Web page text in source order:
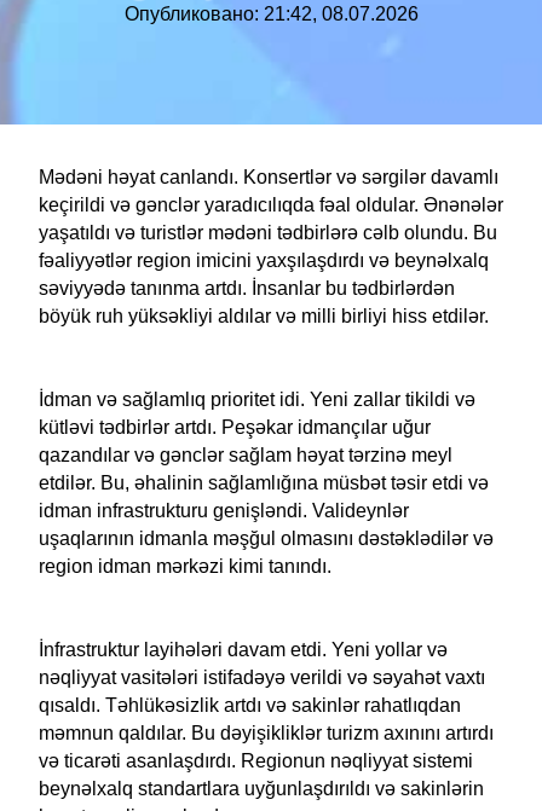
Опубликовано: 21:42, 08.07.2026
Mədəni həyat canlandı. Konsertlər və sərgilər davamlı
keçirildi və gənclər yaradıcılıqda fəal oldular. Ənənələr
yaşatıldı və turistlər mədəni tədbirlərə cəlb olundu. Bu
fəaliyyətlər region imicini yaxşılaşdırdı və beynəlxalq
səviyyədə tanınma artdı. İnsanlar bu tədbirlərdən
böyük ruh yüksəkliyi aldılar və milli birliyi hiss etdilər.
İdman və sağlamlıq prioritet idi. Yeni zallar tikildi və
kütləvi tədbirlər artdı. Peşəkar idmançılar uğur
qazandılar və gənclər sağlam həyat tərzinə meyl
etdilər. Bu, əhalinin sağlamlığına müsbət təsir etdi və
idman infrastrukturu genişləndi. Valideynlər
uşaqlarının idmanla məşğul olmasını dəstəklədilər və
region idman mərkəzi kimi tanındı.
İnfrastruktur layihələri davam etdi. Yeni yollar və
nəqliyyat vasitələri istifadəyə verildi və səyahət vaxtı
qısaldı. Təhlükəsizlik artdı və sakinlər rahatlıqdan
məmnun qaldılar. Bu dəyişikliklər turizm axınını artırdı
və ticarəti asanlaşdırdı. Regionun nəqliyyat sistemi
beynəlxalq standartlara uyğunlaşdırıldı və sakinlərin